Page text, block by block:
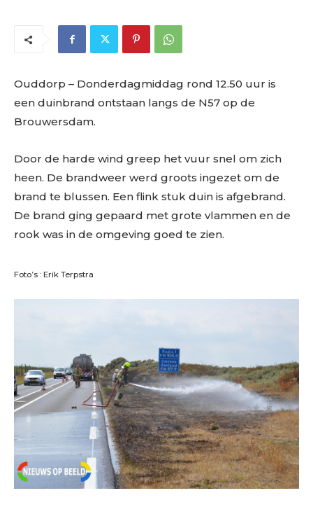
Ouddorp – Donderdagmiddag rond 12.50 uur is
een duinbrand ontstaan langs de N57 op de
Brouwersdam.
Door de harde wind greep het vuur snel om zich
heen. De brandweer werd groots ingezet om de
brand te blussen. Een flink stuk duin is afgebrand.
De brand ging gepaard met grote vlammen en de
rook was in de omgeving goed te zien.
Foto’s : Erik Terpstra